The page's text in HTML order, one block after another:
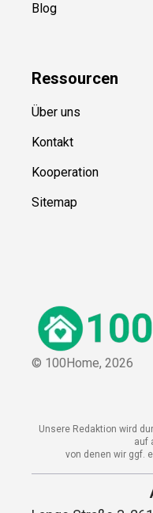
Blog
Ressourcen
Über uns
Kontakt
Kooperation
Sitemap
© 100Home, 2026
Unsere Redaktion wird
auf
von denen wir ggf.